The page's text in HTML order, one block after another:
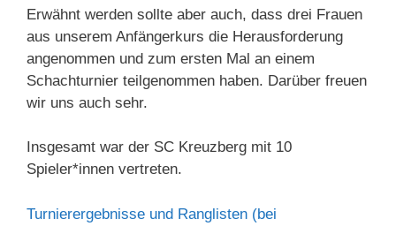
Erwähnt werden sollte aber auch, dass drei Frauen
aus unserem Anfängerkurs die Herausforderung
angenommen und zum ersten Mal an einem
Schachturnier teilgenommen haben. Darüber freuen
wir uns auch sehr.
Insgesamt war der SC Kreuzberg mit 10
Spieler*innen vertreten.
Turnierergebnisse und Ranglisten (bei